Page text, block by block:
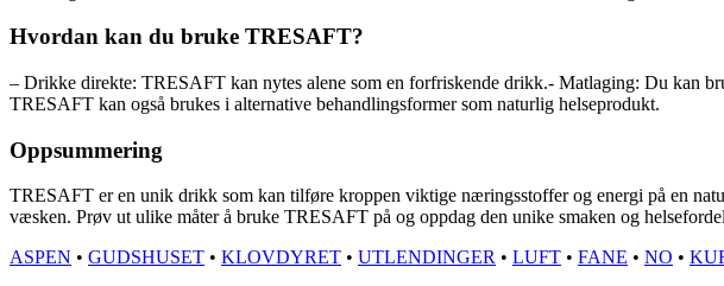
Hvordan kan du bruke TRESAFT?
– Drikke direkte: TRESAFT kan nytes alene som en forfriskende drikk.- Matlaging: Du kan
TRESAFT kan også brukes i alternative behandlingsformer som naturlig helseprodukt.
Oppsummering
TRESAFT er en unik drikk som kan tilføre kroppen viktige næringsstoffer og energi på en
væsken. Prøv ut ulike måter å bruke TRESAFT på og oppdag den unike smaken og
ASPEN • GUDSHUSET • KLOVDYRET • UTLENDINGER • LUFT • FANE • NO •